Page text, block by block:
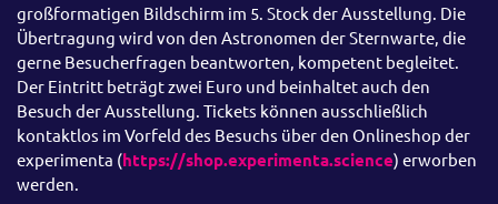
großformatigen Bildschirm im 5. Stock der Ausstellung. Die
Übertragung wird von den Astronomen der Sternwarte, die
gerne Besucherfragen beantworten, kompetent begleitet.
Der Eintritt beträgt zwei Euro und beinhaltet auch den
Besuch der Ausstellung. Tickets können ausschließlich
kontaktlos im Vorfeld des Besuchs über den Onlineshop der
experimenta (https://shop.experimenta.science) erworben
werden.